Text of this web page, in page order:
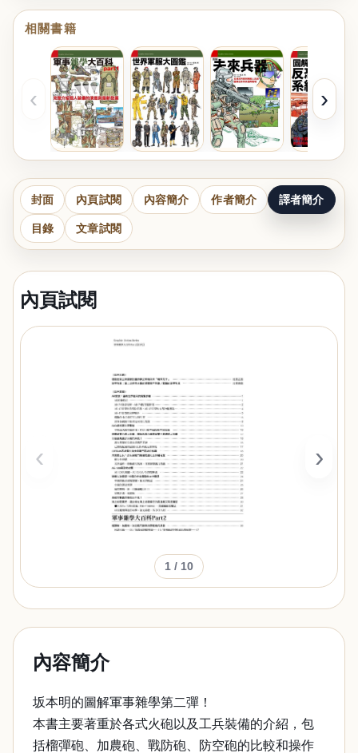
相關書籍
‹ ›
封面 內頁試閱 內容簡介 作者簡介 譯者簡介
目錄 文章試閱
內頁試閱
‹ ›
1 / 10
內容簡介
坂本明的圖解軍事雜學第二彈！
本書主要著重於各式火砲以及工兵裝備的介紹，包
括榴彈砲、加農砲、戰防砲、防空砲的比較和操作